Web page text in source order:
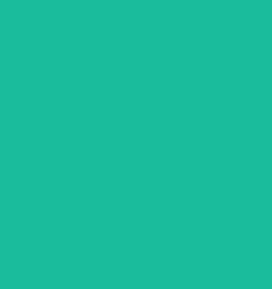
Vanités de salle de bain durables et